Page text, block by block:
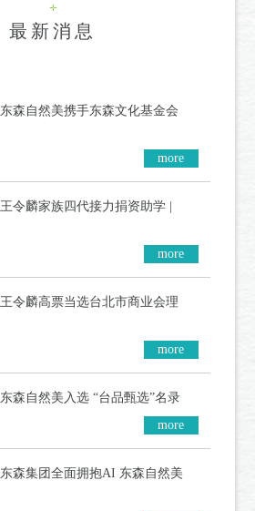
最新消息
东森自然美携手东森文化基金会
more
more
more
王令麟家族四代接力捐资助学 |
more
more
more
王令麟高票当选台北市商业会理
more
more
more
东森自然美入选 “台品甄选”名录
more
more
more
东森集团全面拥抱AI 东森自然美